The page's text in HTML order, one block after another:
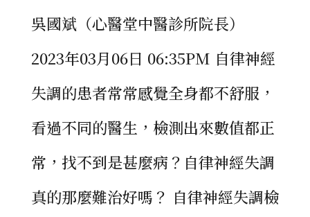
吳國斌（心醫堂中醫診所院長）
2023年03月06日 06:35PM 自律神經
失調的患者常常感覺全身都不舒服，
看過不同的醫生，檢測出來數值都正
常，找不到是甚麼病？自律神經失調
真的那麼難治好嗎？ 自律神經失調檢